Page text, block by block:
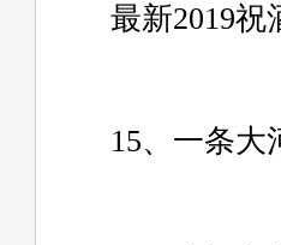
最新2019祝
15、一条大河